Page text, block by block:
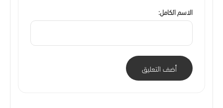
الاسم الكامل:
أضف التعليق